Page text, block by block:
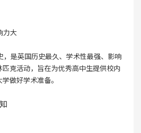
力大
，是英国历史最久、学术性最强、影响
克活动，旨在为优秀高中生提供校内
做好学术准备。